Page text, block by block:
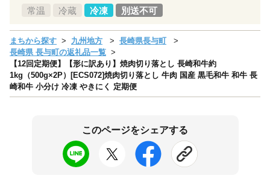
常温 冷蔵 冷凍 別送不可
まちから探す 九州地方
長崎県長与町
長崎県 長与町の返礼品一覧
【12回定期便】【形に訳あり】焼肉切り落とし 長崎和牛約
1kg（500g×2P）[ECS072]焼肉切り落とし 牛肉 国産 黒毛和牛 和牛 長
崎和牛 小分け 冷凍 やきにく 定期便
このページをシェアする